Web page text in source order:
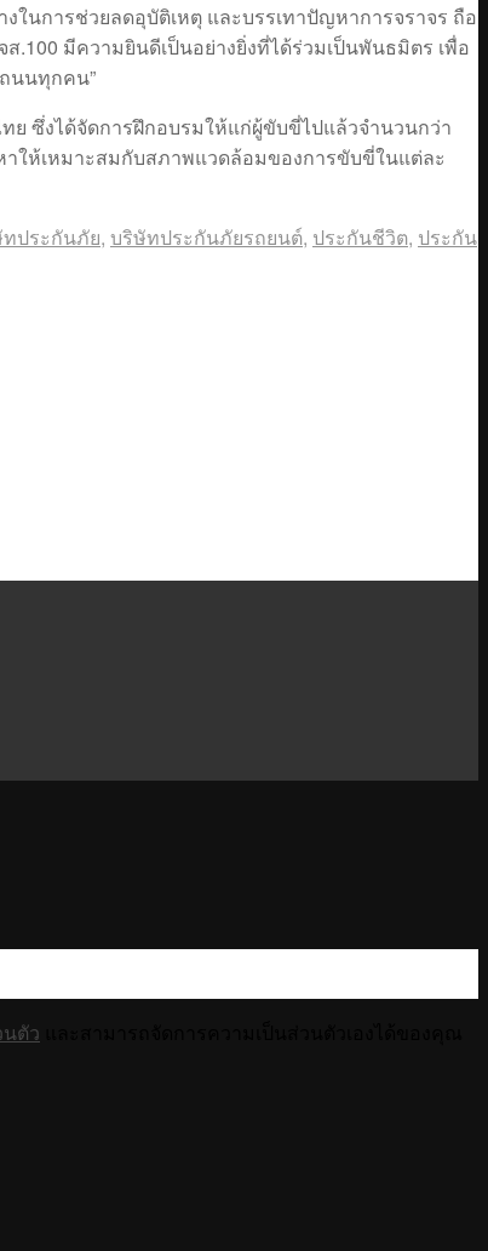
นการช่วยลดอุบัติเหตุ และบรรเทาปัญหาการจราจร ถือ
มีความยินดีเป็นอย่างยิ่งที่ได้ร่วมเป็นพันธมิตร เพื่อ
นนทุกคน”
ย ซึ่งได้จัดการฝึกอบรมให้แก่ผู้ขับขี่ไปแล้วจำนวนกว่า
าให้เหมาะสมกับสภาพแวดล้อมของการขับขี่ในแต่ละ
ประกันภัย, บริษัทประกันภัยรถยนต์, ประกันชีวิต, ประกัน
ตัว